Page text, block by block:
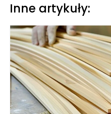
Inne artykuły: